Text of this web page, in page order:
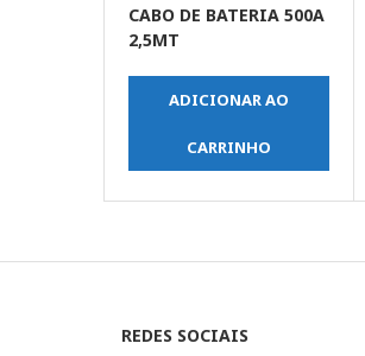
CABO DE BATERIA 500A
2,5MT
ADICIONAR AO
CARRINHO
REDES SOCIAIS